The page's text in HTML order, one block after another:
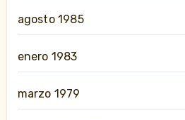
agosto 1985
enero 1983
marzo 1979